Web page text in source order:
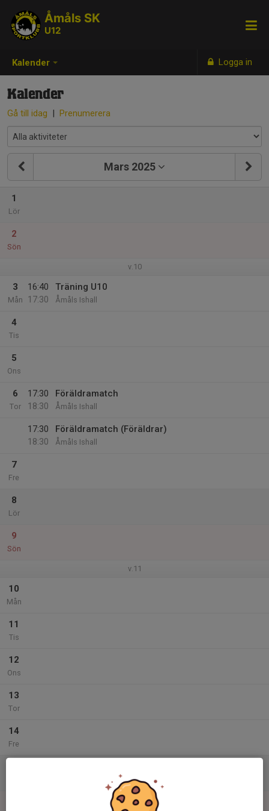
Kalender Logga in
Åmåls SK
U12
Kalender
Gå till idag | Prenumerera
Mars 2025
1
Lör
2
Sön
v.10
3
Mån
16:40
17:30
Träning U10
Åmåls Ishall
4
Tis
5
Ons
6
Tor
17:30
18:30
Föräldramatch
Åmåls Ishall
17:30
18:30
Föräldramatch (Föräldrar)
Åmåls Ishall
7
Fre
8
Lör
9
Sön
v.11
10
Mån
11
Tis
12
Ons
13
Tor
14
Fre